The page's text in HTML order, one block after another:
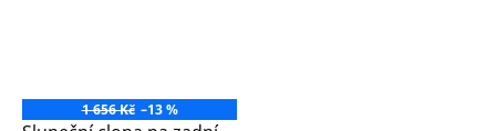
1 656 Kč –13 %